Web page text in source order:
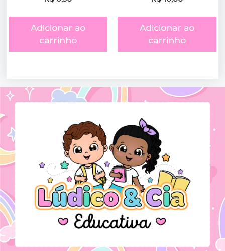
Adicionar ao
carrinho
Adicionar ao
carrinho